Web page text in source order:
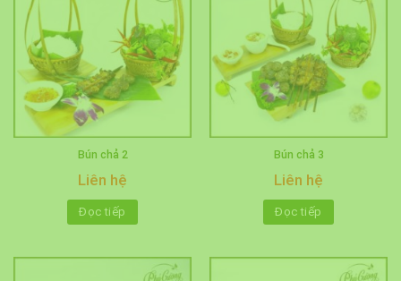
Bún chả 2
Liên hệ
Đọc tiếp
Bún chả 3
Liên hệ
Đọc tiếp